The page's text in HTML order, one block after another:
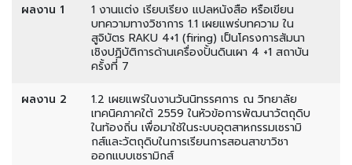
ผลงาน 1
1 งานแต่ง เรียบเรียง แปลหนังสือ หรือเขียน
บทความทางวิชาการ 1.1 เผยแพร่บทความ ใน
สูจิบัตร RAKU 4+1 (firing) เป็นโครงการสัมนา
เชิงปฏิบัติการด้านเครื่องปั้นดินเผา 4 +1 สถาบัน
ครั้งที่ 7
ผลงาน 2
1.2 เผยแพร่ในงานวันนิทรรศการ ณ วิทยาลัย
เทคนิคภาคใต้ 2559 ในหัวข้อการพัฒนาวัตถุดิบ
ในท้องถิ่น เพื่อมาใช้ในระบบอุตสาหกรรมเซรามิ
กส์และวัตถุดิบในการเรียนการสอนสาขาวิชา
ออกแบบเซรามิกส์